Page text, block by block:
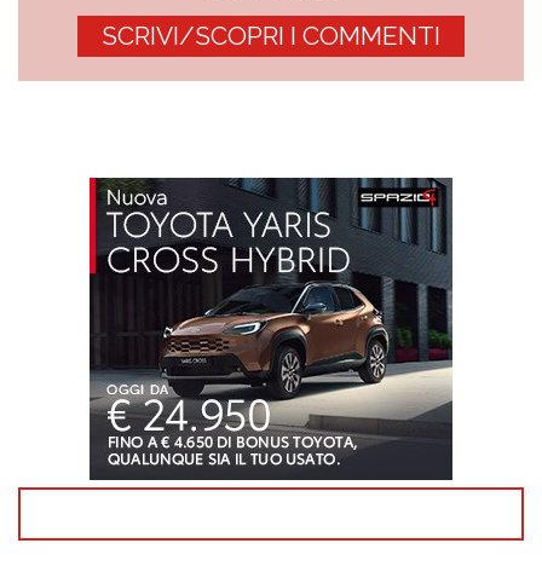
SCRIVI/SCOPRI I COMMENTI